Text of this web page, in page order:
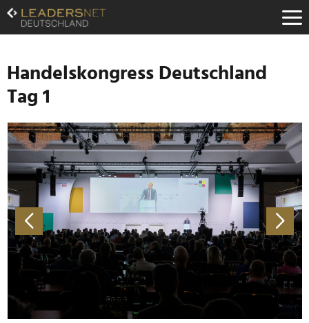
Zum
Inhalt
Zur
Navigation
Zur
Hauptnavigation
Handelskongress Deutschland
Tag 1